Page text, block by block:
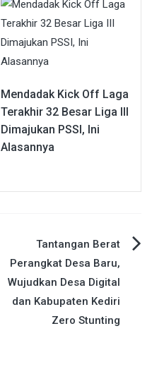
Mendadak Kick Off Laga
Terakhir 32 Besar Liga III
Dimajukan PSSI, Ini
Alasannya
Tantangan Berat
Perangkat Desa Baru,
Wujudkan Desa Digital
dan Kabupaten Kediri
Zero Stunting